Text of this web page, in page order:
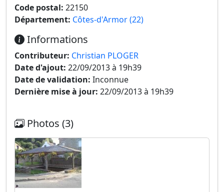
Code postal: 22150
Département: Côtes-d'Armor (22)
Informations
Contributeur: Christian PLOGER
Date d'ajout: 22/09/2013 à 19h39
Date de validation: Inconnue
Dernière mise à jour: 22/09/2013 à 19h39
Photos (3)